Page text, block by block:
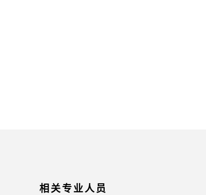
相关专业人员